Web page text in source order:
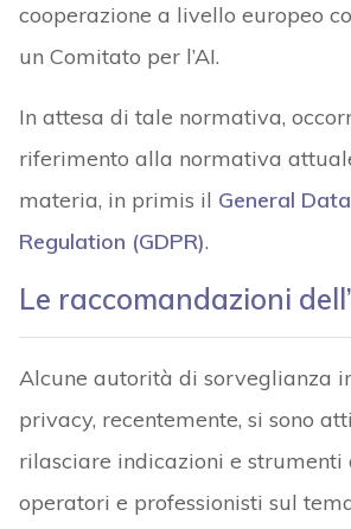
cooperazione a livello europeo
un Comitato per l’AI.
In attesa di tale normativa,
riferimento alla normativa
materia, in primis il General
Regulation (GDPR).
Le raccomandazioni
Alcune autorità di sorveglianza
privacy, recentemente, si sono
rilasciare indicazioni e
operatori e professionisti sul